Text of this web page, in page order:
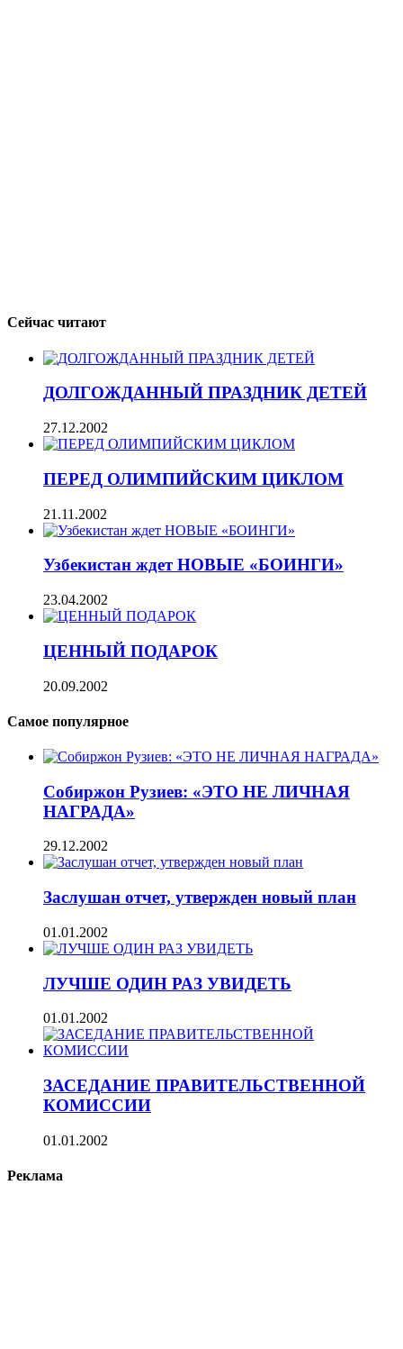
Сейчас читают
ДОЛГОЖДАННЫЙ ПРАЗДНИК ДЕТЕЙ
27.12.2002
ПЕРЕД ОЛИМПИЙСКИМ ЦИКЛОМ
21.11.2002
Узбекистан ждет НОВЫЕ «БОИНГИ»
23.04.2002
ЦЕННЫЙ ПОДАРОК
20.09.2002
Самое популярное
Собиржон Рузиев: «ЭТО НЕ ЛИЧНАЯ
НАГРАДА»
29.12.2002
Заслушан отчет, утвержден новый план
01.01.2002
ЛУЧШЕ ОДИН РАЗ УВИДЕТЬ
01.01.2002
ЗАСЕДАНИЕ ПРАВИТЕЛЬСТВЕННОЙ
КОМИССИИ
01.01.2002
Реклама